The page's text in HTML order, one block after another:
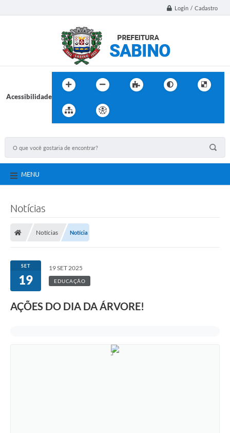
Login / Cadastro
Acessibilidade
MENU
Notícias
Notícias Notícia
SET
19
19 SET 2025
EDUCAÇÃO
AÇÕES DO DIA DA ÁRVORE!